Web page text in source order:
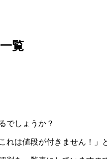
覧
でしょうか？
は値段が付きません！」